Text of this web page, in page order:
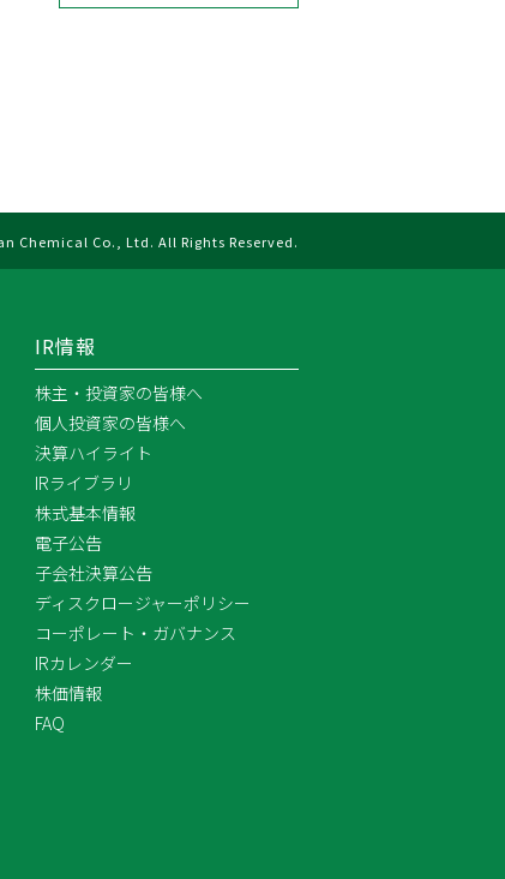
Chemical Co., Ltd. All Rights Reserved.
IR情報
株主・投資家の皆様へ
個人投資家の皆様へ
決算ハイライト
IRライブラリ
株式基本情報
電子公告
子会社決算公告
ディスクロージャーポリシー
コーポレート・ガバナンス
IRカレンダー
株価情報
FAQ